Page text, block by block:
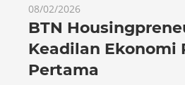
08/02/2026
BTN
Keadilan Ekonomi
Pertama